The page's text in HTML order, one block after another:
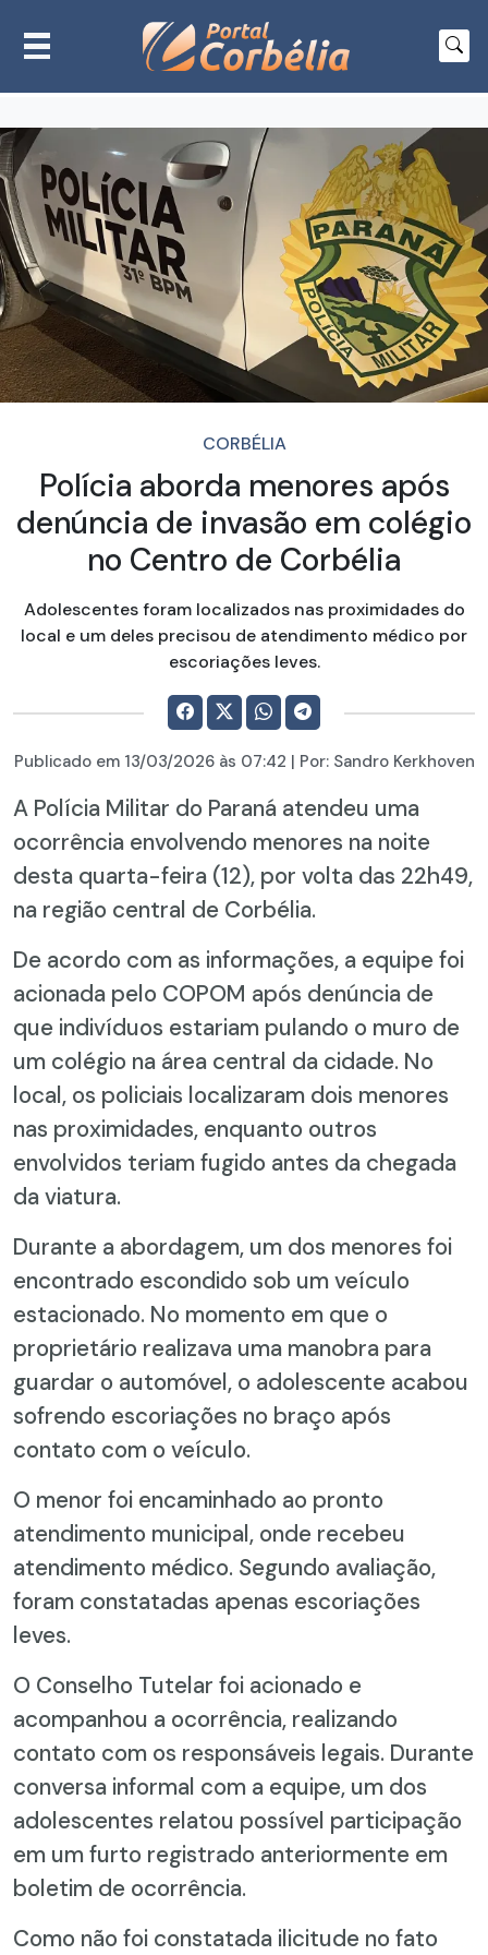
CORBÉLIA
Polícia aborda menores após
denúncia de invasão em colégio
no Centro de Corbélia
Adolescentes foram localizados nas proximidades do
local e um deles precisou de atendimento médico por
escoriações leves.
Publicado em 13/03/2026às 07:42 | Por: Sandro Kerkhoven
A Polícia Militar do Paraná atendeu uma
ocorrência envolvendo menores na noite
desta quarta-feira (12), por volta das 22h49,
na região central de Corbélia.
De acordo com as informações, a equipe foi
acionada pelo COPOM após denúncia de
que indivíduos estariam pulando o muro de
um colégio na área central da cidade. No
local, os policiais localizaram dois menores
nas proximidades, enquanto outros
envolvidos teriam fugido antes da chegada
da viatura.
Durante a abordagem, um dos menores foi
encontrado escondido sob um veículo
estacionado. No momento em que o
proprietário realizava uma manobra para
guardar o automóvel, o adolescente acabou
sofrendo escoriações no braço após
contato com o veículo.
O menor foi encaminhado ao pronto
atendimento municipal, onde recebeu
atendimento médico. Segundo avaliação,
foram constatadas apenas escoriações
leves.
O Conselho Tutelar foi acionado e
acompanhou a ocorrência, realizando
contato com os responsáveis legais. Durante
conversa informal com a equipe, um dos
adolescentes relatou possível participação
em um furto registrado anteriormente em
boletim de ocorrência.
Como não foi constatada ilicitude no fato